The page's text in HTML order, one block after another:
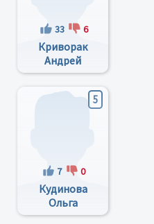
33 6
Криворак
Андрей
Дмитревич
5
7 0
Кудинова
Ольга
Ивановна